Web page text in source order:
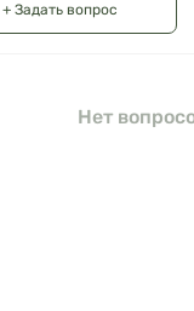
+ Задать вопрос
Нет